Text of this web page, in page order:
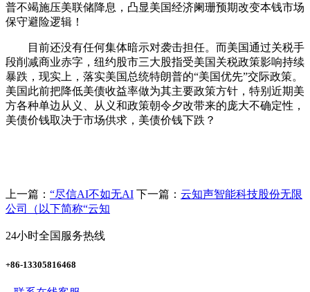
普不竭施压美联储降息，凸显美国经济阑珊预期改变本钱市场
保守避险逻辑！
目前还没有任何集体暗示对袭击担任。而美国通过关税手
段削减商业赤字，纽约股市三大股指受美国关税政策影响持续
暴跌，现实上，落实美国总统特朗普的“美国优先”交际政策。
美国此前把降低美债收益率做为其主要政策方针，特别近期美
方各种单边从义、从义和政策朝令夕改带来的庞大不确定性，
美债价钱取决于市场供求，美债价钱下跌？
上一篇： “尽信AI不如无AI 下一篇： 云知声智能科技股份无限
公司（以下简称“云知
24小时全国服务热线
+86-13305816468